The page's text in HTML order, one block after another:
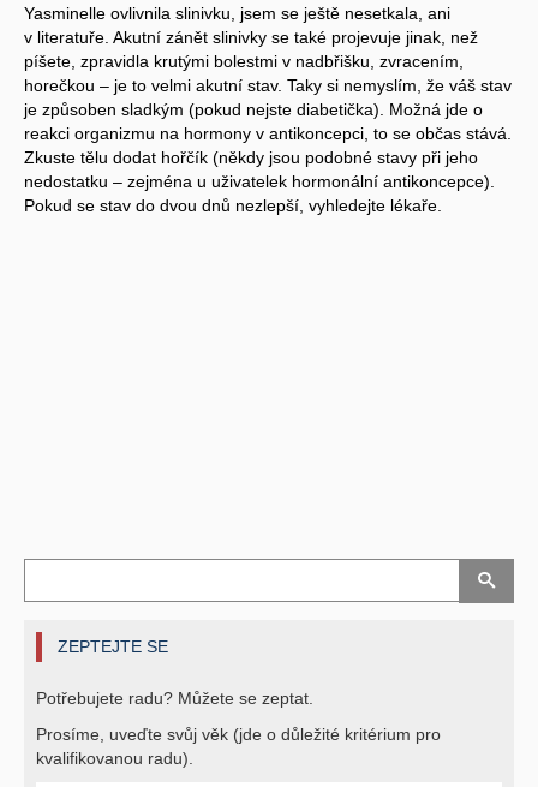
Yasminelle ovlivnila slinivku, jsem se ještě nesetkala, ani
v literatuře. Akutní zánět slinivky se také projevuje jinak, než
píšete, zpravidla krutými bolestmi v nadbřišku, zvracením,
horečkou – je to velmi akutní stav. Taky si nemyslím, že váš stav
je způsoben sladkým (pokud nejste diabetička). Možná jde o
reakci organizmu na hormony v antikoncepci, to se občas stává.
Zkuste tělu dodat hořčík (někdy jsou podobné stavy při jeho
nedostatku – zejména u uživatelek hormonální antikoncepce).
Pokud se stav do dvou dnů nezlepší, vyhledejte lékaře.
ZEPTEJTE SE
Potřebujete radu? Můžete se zeptat.
Prosíme, uveďte svůj věk (jde o důležité kritérium pro
kvalifikovanou radu).